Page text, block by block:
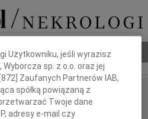
pogrzebowy
Berdel
Użytkowniku, jeśli wyrazisz
sp. z o.o. oraz jej
872] Zaufanych Partnerów IAB,
spółką powiązaną z
Twoje dane
adresy e-mail czy